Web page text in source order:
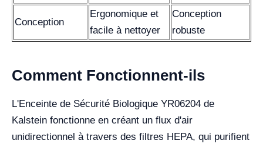
Conception
Ergonomique et
facile à nettoyer
Conception
robuste
Comment Fonctionnent-ils
L'Enceinte de Sécurité Biologique YR06204 de
Kalstein fonctionne en créant un flux d'air
unidirectionnel à travers des filtres HEPA, qui purifient